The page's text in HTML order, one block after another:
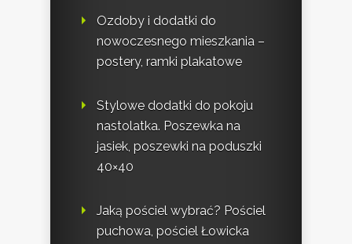
Ozdoby i dodatki do
nowoczesnego mieszkania –
postery, ramki plakatowe
Stylowe dodatki do pokoju
nastolatka. Poszewka na
jasiek, poszewki na poduszki
40×40
Jaką pościel wybrać? Pościel
puchowa, pościel Łowicka